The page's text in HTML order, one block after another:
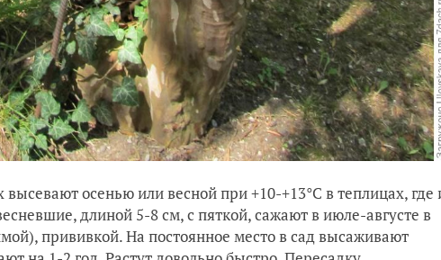
осенью или весной при +10-+13°С в теплицах, где
длиной 5-8 см, с пяткой, сажают в июле-августе в
прививкой. На постоянное место в сад высаживают